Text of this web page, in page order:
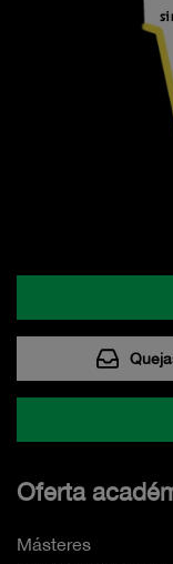
Oferta
Másteres